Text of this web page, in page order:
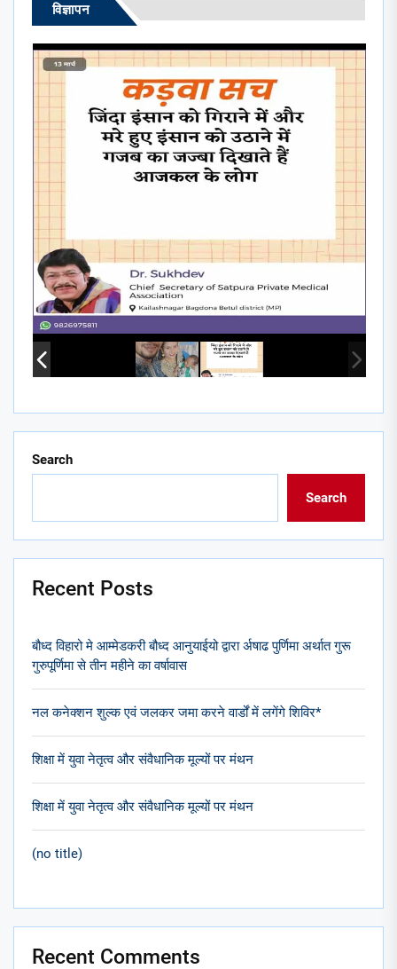
विज्ञापन
Search
Search
Recent Posts
बौध्द विहारो मे आम्मेडकरी बौध्द आनुयाईयो द्वारा र्अषाढ पुर्णिमा अर्थात गुरू
गुरुपूर्णिमा से तीन महीने का वर्षावास
नल कनेक्शन शुल्क एवं जलकर जमा करने वार्डों में लगेंगे शिविर*
शिक्षा में युवा नेतृत्व और संवैधानिक मूल्यों पर मंथन
शिक्षा में युवा नेतृत्व और संवैधानिक मूल्यों पर मंथन
(no title)
Recent Comments